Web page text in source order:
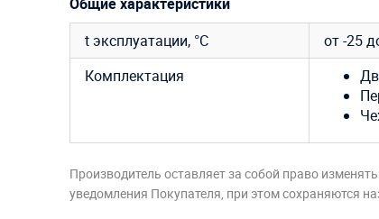
t эксплуатации, °C
от -25
Комплектация
Производитель оставляет за собой право
уведомления Покупателя, при этом сохраняются